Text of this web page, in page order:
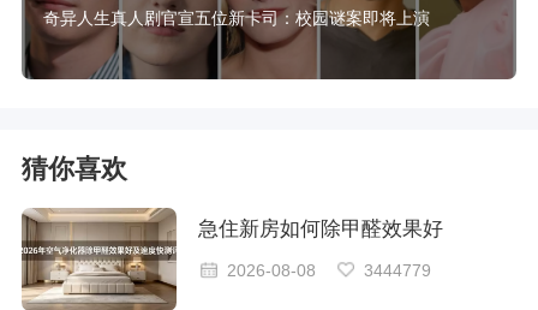
奇异人生真人剧官宣五位新卡司：校园谜案即将上演
猜你喜欢
急住新房如何除甲醛效果好
2026-08-08 3444779